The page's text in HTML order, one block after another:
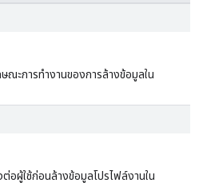
ณะการทำงานของการล้างข้อมูลใน
ผู้ใช้ก่อนล้างข้อมูลโปรไฟล์งานใน